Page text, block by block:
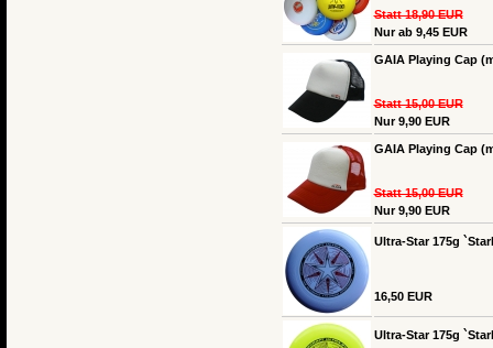
Statt 18,90 EUR
Nur ab 9,45 EUR
GAIA Playing Cap
Statt 15,00 EUR
Nur 9,90 EUR
GAIA Playing Cap
Statt 15,00 EUR
Nur 9,90 EUR
Ultra-Star 175g
16,50 EUR
Ultra-Star 175g